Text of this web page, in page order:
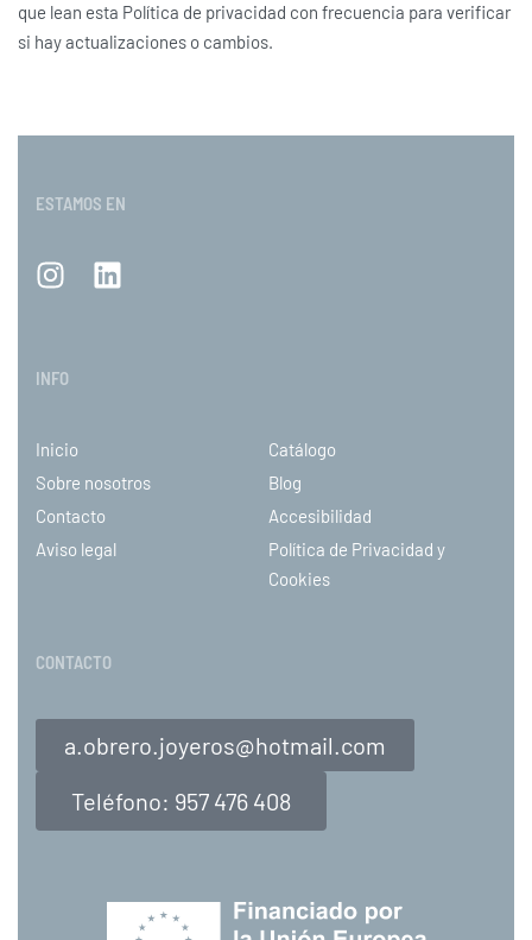
que lean esta Política de privacidad con frecuencia para verificar
si hay actualizaciones o cambios.
ESTAMOS EN
INFO
Inicio
Catálogo
Sobre nosotros
Blog
Contacto
Accesibilidad
Aviso legal
Política de Privacidad y
Cookies
CONTACTO
a.obrero.joyeros@hotmail.com
Teléfono: 957 476 408